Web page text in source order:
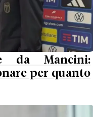
da Mancini:
per quanto